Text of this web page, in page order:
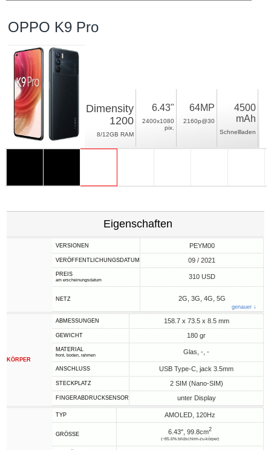
OPPO K9 Pro
Dimensity
1200
8/12GB RAM
6.43"
2400x1080
pix.
64MP
2160p@30
4500
mAh
Schnellladen
Eigenschaften
VERSIONEN PEYM00
VERÖFFENTLICHUNGSDATUM 09 / 2021
PREIS
am erscheinungsdatum 310 USD
NETZ 2G, 3G, 4G, 5G
genauer ↓
KÖRPER
ABMESSUNGEN 158.7 x 73.5 x 8.5 mm
GEWICHT 180 gr
MATERIAL
front, boden, rahmen Glas, -, -
ANSCHLUSS USB Type-C, jack 3.5mm
STECKPLATZ 2 SIM (Nano-SIM)
FINGERABDRUCKSENSOR unter Display
TYP AMOLED, 120Hz
GRÖSSE 6.43", 99.8cm2
(~85.6% bildschirm-zu-körper)